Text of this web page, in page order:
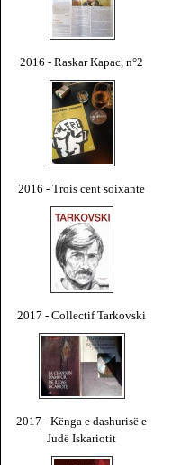
2016 - Raskar Kapac, n°2
2016 - Trois cent soixante
2017 - Collectif Tarkovski
2017 - Kënga e dashurisë e
Judë Iskariotit